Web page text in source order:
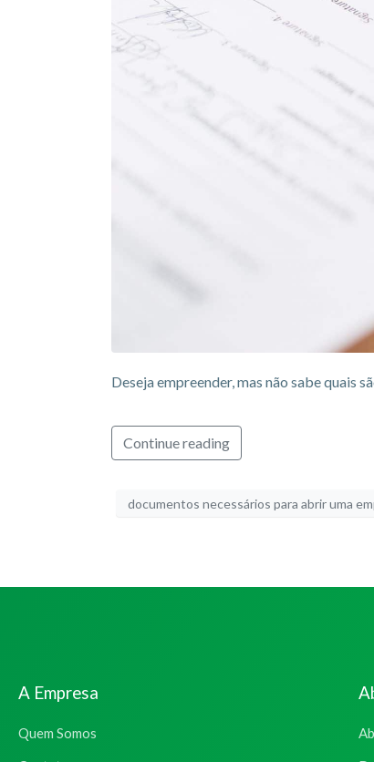
Deseja empreender, mas não sabe quais
Continue reading
documentos necessários para abrir uma
A Empresa
Quem Somos